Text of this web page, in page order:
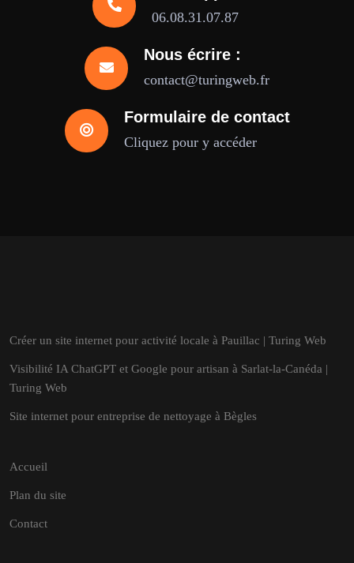
06.08.31.07.87
Nous écrire :
contact@turingweb.fr
Formulaire de contact
Cliquez pour y accéder
Créer un site internet pour activité locale à Pauillac | Turing Web
Visibilité IA ChatGPT et Google pour artisan à Sarlat-la-Canéda |
Turing Web
Site internet pour entreprise de nettoyage à Bègles
Accueil
Plan du site
Contact